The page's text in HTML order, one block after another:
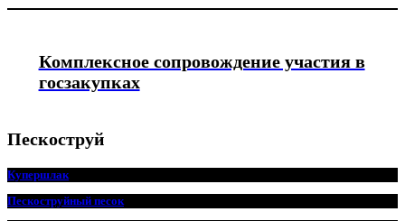
Комплексное сопровождение участия в
госзакупках
Пескоструй
Купершлак
Пескоструйный песок